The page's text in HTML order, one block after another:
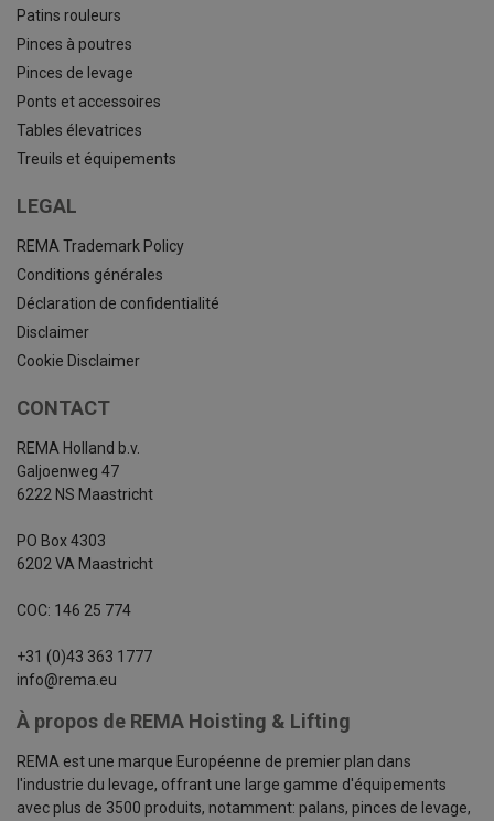
Patins rouleurs
Pinces à poutres
Pinces de levage
Ponts et accessoires
Tables élevatrices
Treuils et équipements
LEGAL
REMA Trademark Policy
Conditions générales
Déclaration de confidentialité
Disclaimer
Cookie Disclaimer
CONTACT
REMA Holland b.v.
Galjoenweg 47
6222 NS Maastricht
PO Box 4303
6202 VA Maastricht
COC: 146 25 774
+31 (0)43 363 1777
info@rema.eu
À propos de REMA Hoisting & Lifting
REMA est une marque Européenne de premier plan dans
l'industrie du levage, offrant une large gamme d'équipements
avec plus de 3500 produits, notamment: palans, pinces de levage,